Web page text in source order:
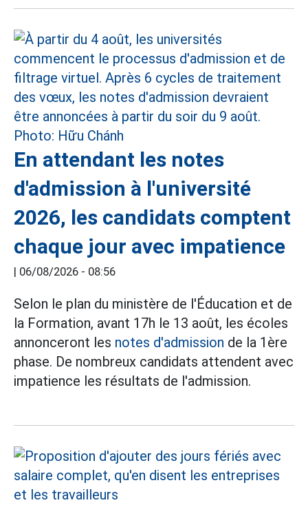
En attendant les notes
d'admission à l'université
2026, les candidats comptent
chaque jour avec impatience
| 06/08/2026 - 08:56
Selon le plan du ministère de l'Éducation et de
la Formation, avant 17h le 13 août, les écoles
annonceront les notes d'admission de la 1ère
phase. De nombreux candidats attendent avec
impatience les résultats de l'admission.